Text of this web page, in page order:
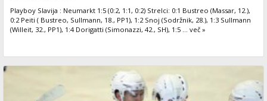
Playboy Slavija : Neumarkt 1:5 (0:2, 1:1, 0:2) Strelci: 0:1 Bustreo (Massar, 12.),
0:2 Peiti ( Bustreo, Sullmann, 18., PP1), 1:2 Snoj (Sodržnik, 28.), 1:3 Sullmann
(Willeit, 32., PP1), 1:4 Dorigatti (Simonazzi, 42., SH), 1:5 ... več »